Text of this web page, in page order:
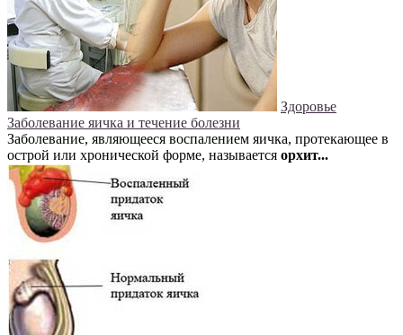
Здоровье
Заболевание яичка и течение болезни
Заболевание, являющееся воспалением яичка, протекающее в
острой или хронической форме, называется орхит...